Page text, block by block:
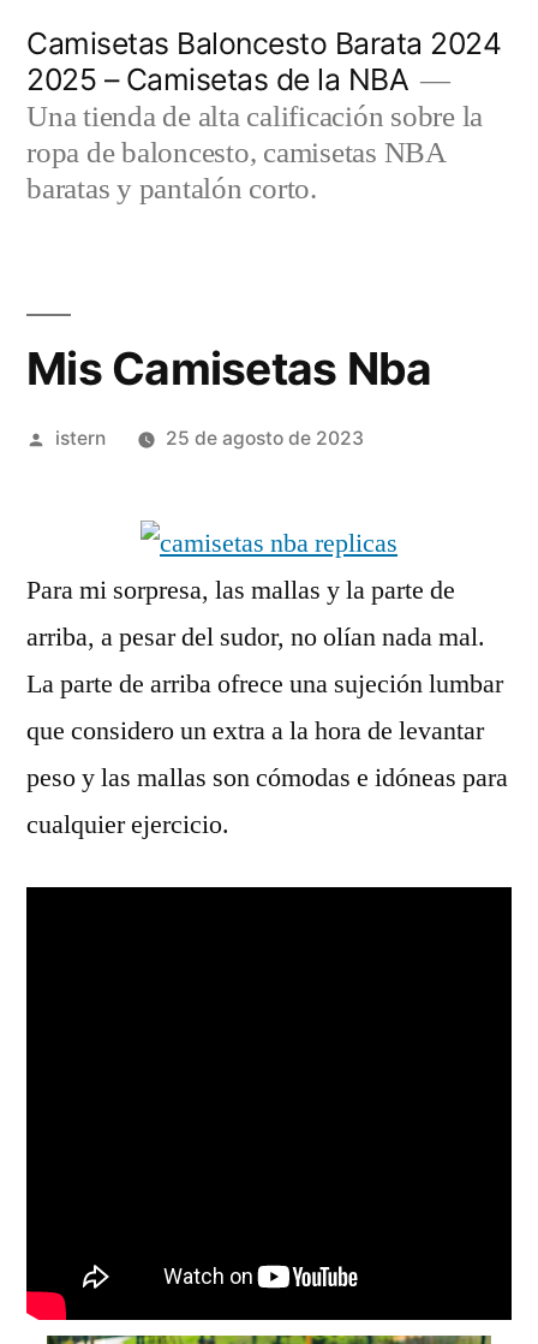
contenido
Camisetas Baloncesto Barata 2024
2025 – Camisetas de la NBA
Una tienda de alta calificación sobre la
ropa de baloncesto, camisetas NBA
baratas y pantalón corto.
Mis Camisetas Nba
Publicado
istern 25 de agosto de 2023
Para mi sorpresa, las mallas y la parte de
arriba, a pesar del sudor, no olían nada mal.
La parte de arriba ofrece una sujeción lumbar
que considero un extra a la hora de levantar
peso y las mallas son cómodas e idóneas para
cualquier ejercicio.